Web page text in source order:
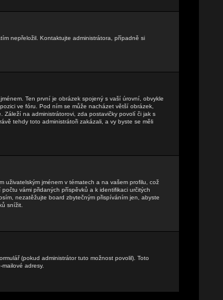
nepřeložil. Kontaktujte administrátora, případně si
Ten první je obrázek spojený s vaší úrovní, obvykle
ve fóru. Pod ním se může nacházet větší obrázek,
na administrátorovi, zda postavičky povolí či jak s
tehdy toto administrátoři zakázali, a vy byste se měli
jménem v tématech a na vašem profilu, což
vámi přidaných příspěvků a k identifikaci určitých
nezatěžujte board zbytečným přispíváním jen, abyste
snížit.
(pokud administrátor tuto možnost povolil). Toto
adresy.